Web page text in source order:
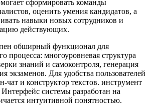
сформировать команды
оценить умения кандидатов, а
навыки новых сотрудников и
действующих.
обширный функционал для
процесса: многоуровневая структура
знаний и самоконтроля, генерация
экзаменов. Для удобства пользователей
чат и конструктор текстов. инструмент
Интерфейс системы разработан на
интуитивной понятностью.